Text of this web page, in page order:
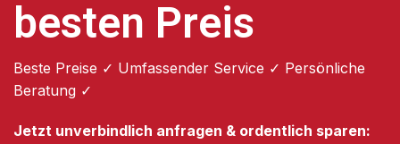
besten Preis
Beste Preise ✓ Umfassender Service ✓ Persönliche
Beratung ✓
Jetzt unverbindlich anfragen & ordentlich sparen: